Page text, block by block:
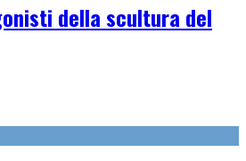
della scultura del